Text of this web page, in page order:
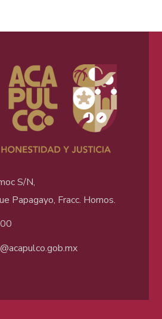
S/N,
Papagayo, Fracc. Hornos.
.gob.mx